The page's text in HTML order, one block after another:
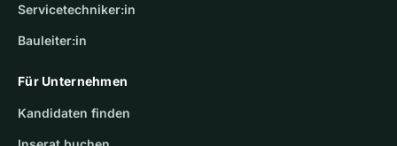
Servicetechniker:in
Bauleiter:in
Für Unternehmen
Kandidaten finden